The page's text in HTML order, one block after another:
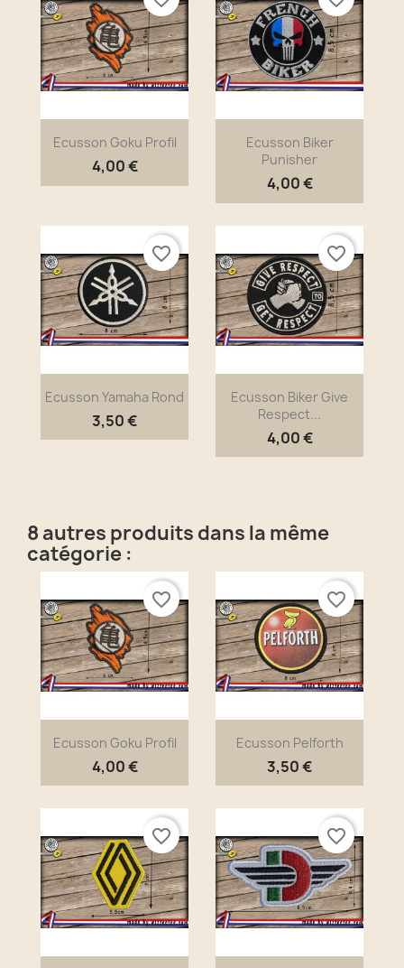
Ecusson Goku Profil
4,00 €
Ecusson Biker
Punisher
4,00 €
Ecusson Yamaha Rond
3,50 €
favorite_border
Ecusson Biker Give
Respect...
4,00 €
favorite_border
8 autres produits dans la même
catégorie :
Ecusson Goku Profil
4,00 €
favorite_border
Ecusson Pelforth
3,50 €
favorite_border
favorite_border favorite_border